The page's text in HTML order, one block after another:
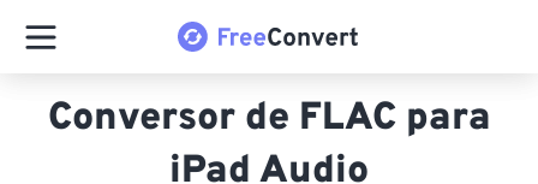
Conversor de FLAC para
iPad Audio